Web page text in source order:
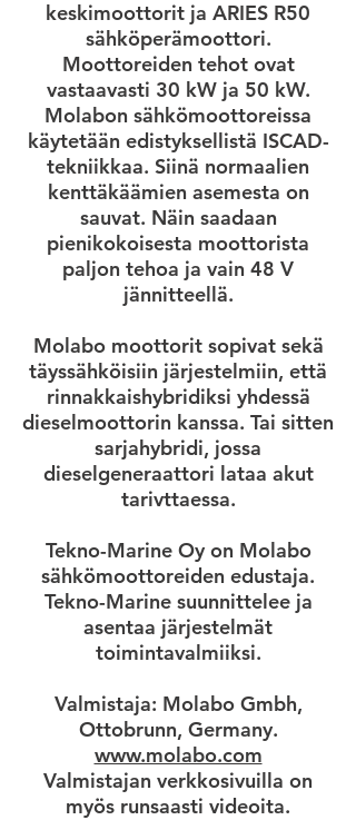
keskimoottorit ja ARIES R50
sähköperämoottori.
Moottoreiden tehot ovat
vastaavasti 30 kW ja 50 kW.
Molabon sähkömoottoreissa
käytetään edistyksellistä ISCAD-
tekniikkaa. Siinä normaalien
kenttäkäämien asemesta on
sauvat. Näin saadaan
pienikokoisesta moottorista
paljon tehoa ja vain 48 V
jännitteellä.
Molabo moottorit sopivat sekä
täyssähköisiin järjestelmiin, että
rinnakkaishybridiksi yhdessä
dieselmoottorin kanssa. Tai sitten
sarjahybridi, jossa
dieselgeneraattori lataa akut
tarivttaessa.
Tekno-Marine Oy on Molabo
sähkömoottoreiden edustaja.
Tekno-Marine suunnittelee ja
asentaa järjestelmät
toimintavalmiiksi.
Valmistaja: Molabo Gmbh,
Ottobrunn, Germany.
www.molabo.com
Valmistajan verkkosivuilla on
myös runsaasti videoita.